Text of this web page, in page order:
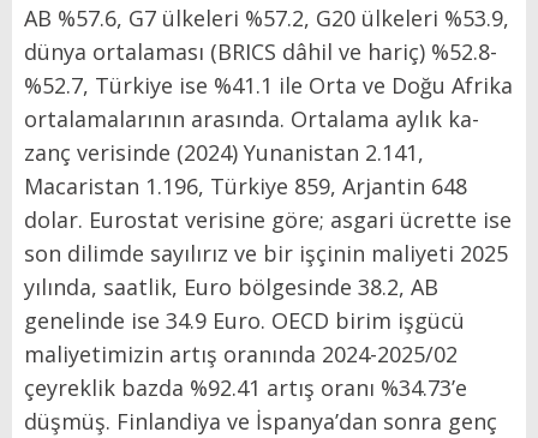
AB %57.6, G7 ülke­leri %57.2, G20 ülkeleri %53.9,
dün­ya ortalaması (BRICS dâhil ve ha­riç) %52.8-
%52.7, Türkiye ise %41.1 ile Orta ve Doğu Afrika
ortalamala­rının arasında. Ortalama aylık ka­
zanç verisinde (2024) Yunanistan 2.141,
Macaristan 1.196, Türkiye 859, Arjantin 648
dolar. Eurostat verisine göre; asgari ücrette ise
son dilimde sayılırız ve bir işçinin mali­yeti 2025
yılında, saatlik, Euro böl­gesinde 38.2, AB
genelinde ise 34.9 Euro. OECD birim işgücü
maliyeti­mizin artış oranında 2024-2025/02
çeyreklik bazda %92.41 artış ora­nı %34.73’e
düşmüş. Finlandiya ve İspanya’dan sonra genç